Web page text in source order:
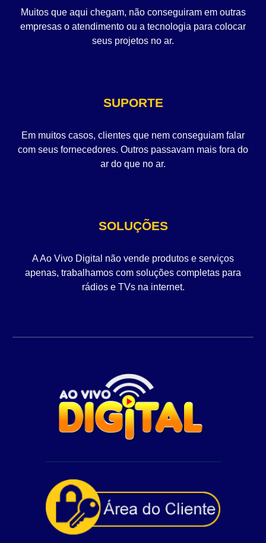
Muitos que aqui chegam, não conseguiram em outras
empresas o atendimento ou a tecnologia para colocar
seus projetos no ar.
SUPORTE
Em muitos casos, clientes que nem conseguiam falar
com seus fornecedores. Outros passavam mais fora do
ar do que no ar.
SOLUÇÕES
A Ao Vivo Digital não vende produtos e serviços
apenas, trabalhamos com soluções completas para
rádios e TVs na internet.